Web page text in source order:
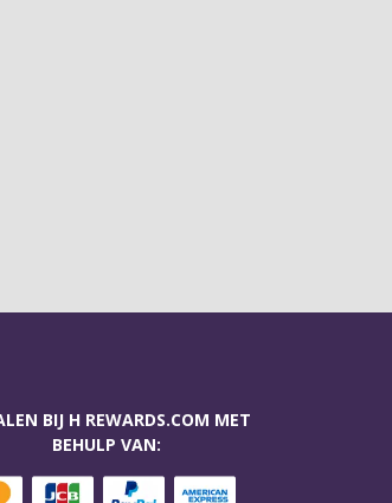
BIJ H REWARDS.COM MET
BEHULP VAN: